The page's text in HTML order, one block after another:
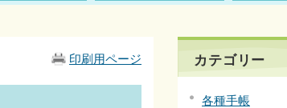
印刷用ページ カテゴリー
各種手帳